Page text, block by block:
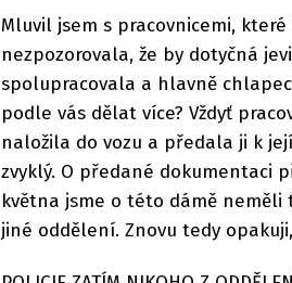
Mluvil jsem s pracovnicemi,
nezpozorovala, že by dotyčná
spolupracovala a hlavně
podle vás dělat více? Vždyť
naložila do vozu a předala ji k
zvyklý. O předané dokumentaci
května jsme o této dámě neměli
jiné oddělení. Znovu tedy